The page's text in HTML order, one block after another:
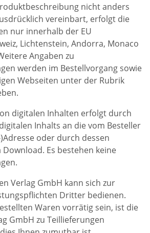
nicht anders
vereinbart, erfolgt die
nur innerhalb der EU
Lichtenstein, Andorra, Monaco
Angaben zu
werden im Bestellvorgang sowie
Webseiten unter der Rubrik
digitalen Inhalten erfolgt durch
Inhalts an die vom Besteller
oder durch dessen
Es bestehen keine
Verlag GmbH kann sich zur
Dritter bedienen.
Waren vorrätig sein, ist die
GmbH zu Teillieferungen